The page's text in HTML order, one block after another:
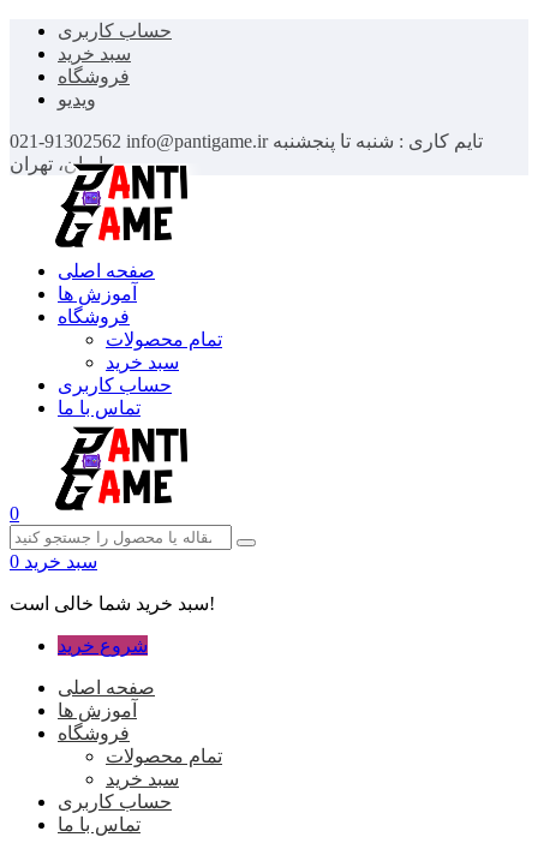
حساب کاربری
سبد خرید
فروشگاه
ویدیو
021-91302562 info@pantigame.ir تایم کاری : شنبه تا پنجشنبه
ایران، تهران
صفحه اصلی
آموزش ها
فروشگاه
تمام محصولات
سبد خرید
حساب کاربری
تماس با ما
0
سبد خرید 0
سبد خرید شما خالی است!
شروع خرید
صفحه اصلی
آموزش ها
فروشگاه
تمام محصولات
سبد خرید
حساب کاربری
تماس با ما